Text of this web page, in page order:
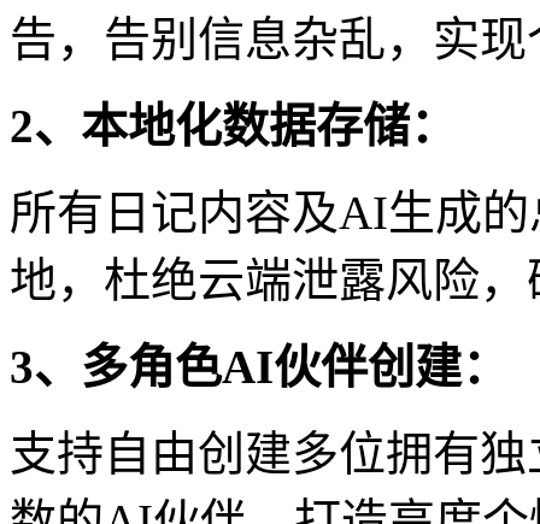
告，告别信息杂乱，实
2、本地化数据存储：
所有日记内容及AI生成
地，杜绝云端泄露风险
3、多角色AI伙伴创建：
支持自由创建多位拥有